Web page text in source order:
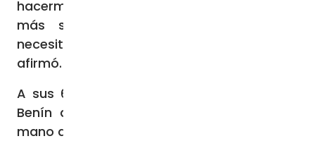
hacerme cura, no para aquí, sino donde
más se necesitara y donde más se
necesitara en el mundo, donde fuera”,
afirmó.
A sus 67 años, el P. Pasero ha estado en
Benín desde que cumplió 25 años, de la
mano de la Sociedad de Misiones Africanas.